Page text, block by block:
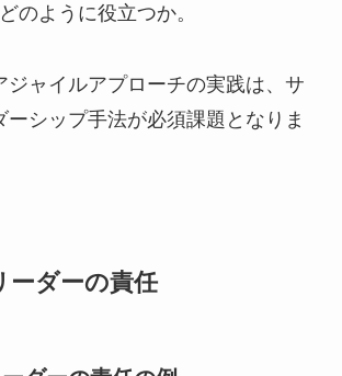
のように役立つか。
ジャイルアプローチの実践は、サ
ーシップ手法が必須課題となりま
ーダーの責任